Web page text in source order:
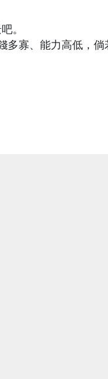
。
多寡、能力高低，倘